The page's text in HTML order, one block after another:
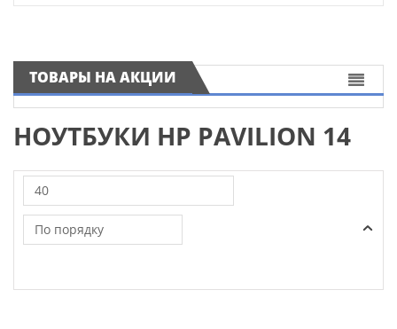
ТОВАРЫ НА АКЦИИ
НОУТБУКИ HP PAVILION 14
40
По порядку